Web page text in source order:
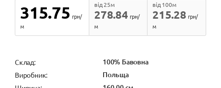
315.75 грн/
м
278.84
від 25м
грн/
м
215.28
від 100м
грн/
м
Cклад: 100% Бавовна
Виробник: Польща